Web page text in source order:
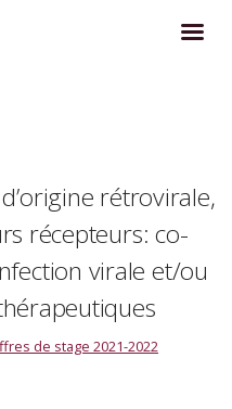
rétrovirale,
récepteurs: co-
virale et/ou
de stage 2021-2022